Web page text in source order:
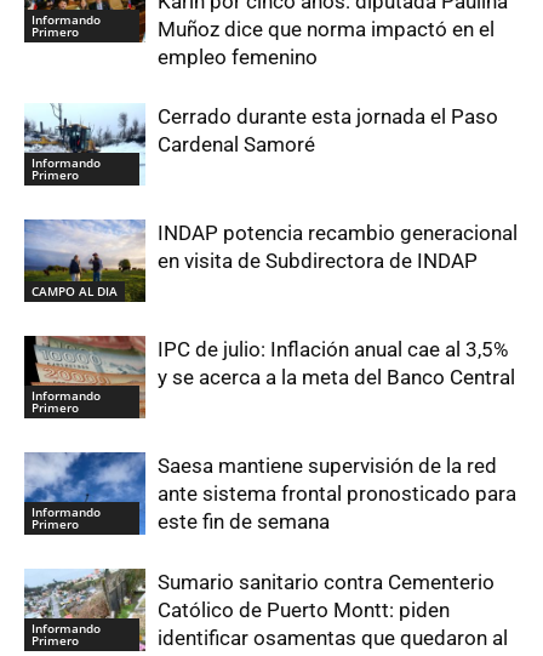
Informando
Primero
Muñoz dice que norma impactó en el
empleo femenino
Informando
Primero
Cerrado durante esta jornada el Paso
Cardenal Samoré
CAMPO AL DIA
INDAP potencia recambio generacional
en visita de Subdirectora de INDAP
Informando
Primero
IPC de julio: Inflación anual cae al 3,5%
y se acerca a la meta del Banco Central
Informando
Primero
Saesa mantiene supervisión de la red
ante sistema frontal pronosticado para
este fin de semana
Informando
Primero
Sumario sanitario contra Cementerio
Católico de Puerto Montt: piden
identificar osamentas que quedaron al